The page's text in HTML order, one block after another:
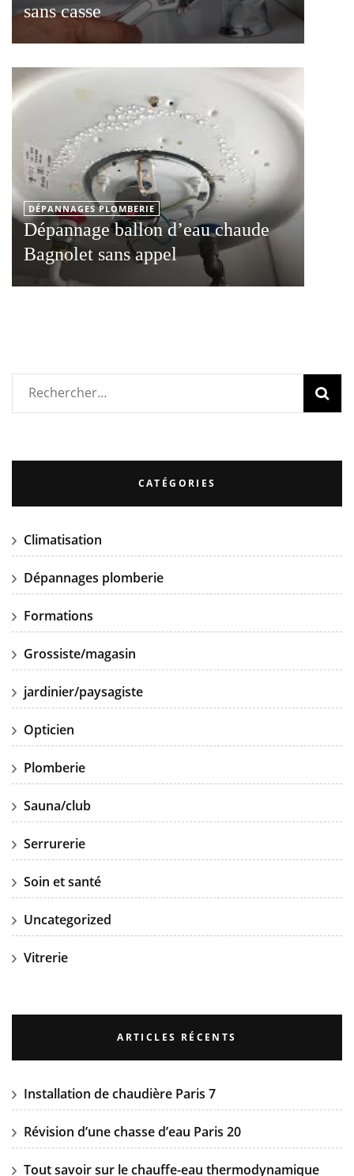
sans casse
DÉPANNAGES PLOMBERIE
Dépannage ballon d’eau chaude
Bagnolet sans appel
Rechercher :
CATÉGORIES
Climatisation
Dépannages plomberie
Formations
Grossiste/magasin
jardinier/paysagiste
Opticien
Plomberie
Sauna/club
Serrurerie
Soin et santé
Uncategorized
Vitrerie
ARTICLES RÉCENTS
Installation de chaudière Paris 7
Révision d’une chasse d’eau Paris 20
Tout savoir sur le chauffe-eau thermodynamique